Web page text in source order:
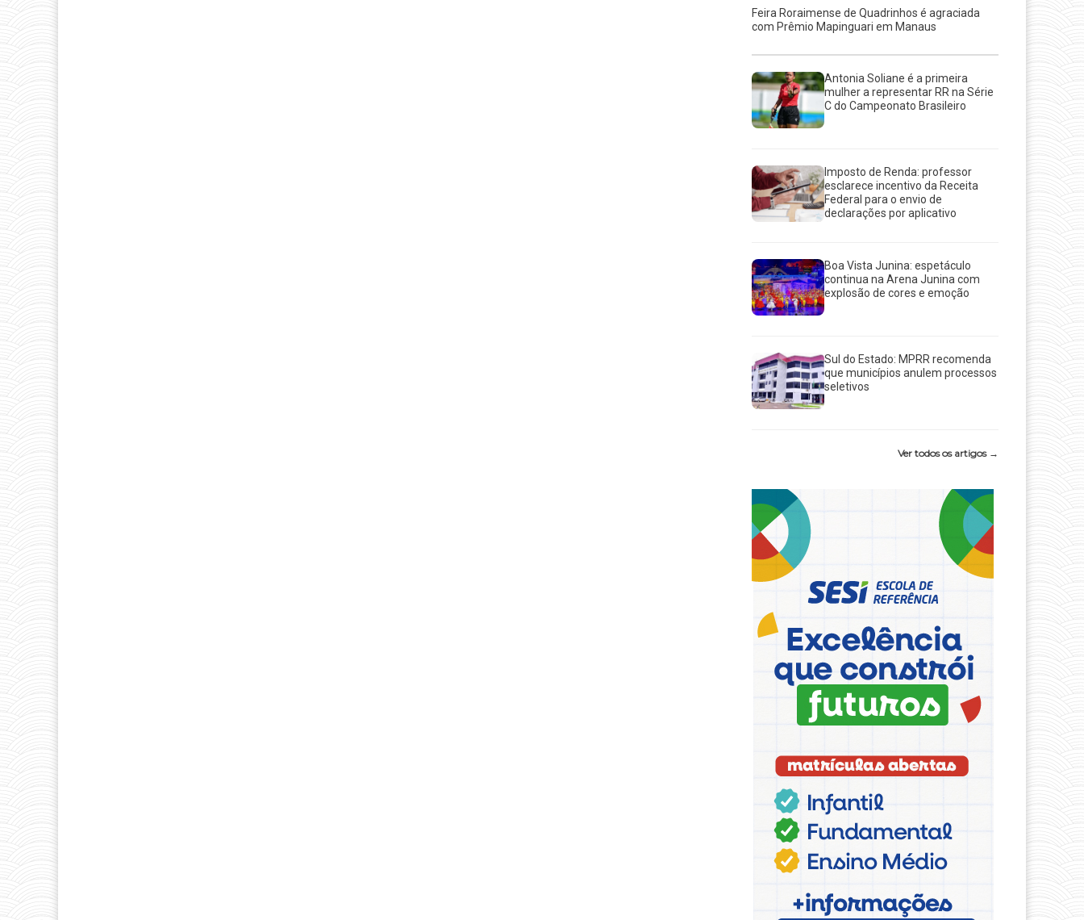
Feira Roraimense de Quadrinhos é agraciada
com Prêmio Mapinguari em Manaus
Antonia Soliane é a primeira
mulher a representar RR na Série
C do Campeonato Brasileiro
Imposto de Renda: professor
esclarece incentivo da Receita
Federal para o envio de
declarações por aplicativo
Boa Vista Junina: espetáculo
continua na Arena Junina com
explosão de cores e emoção
Sul do Estado: MPRR recomenda
que municípios anulem processos
seletivos
Ver todos os artigos →